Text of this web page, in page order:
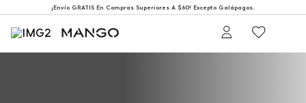
¡Envío GRATIS En Compras Superiores A $60! Excepto Galápagos.